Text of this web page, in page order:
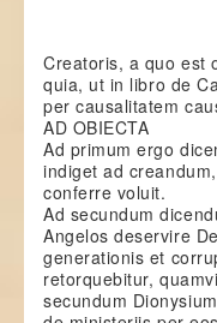
Creatoris, a quo est
quia, ut in libro de
per causalitatem
AD OBIECTA
Ad primum ergo
indiget ad
conferre voluit.
Ad secundum
Angelos deservire
generationis et
retorquebitur,
secundum